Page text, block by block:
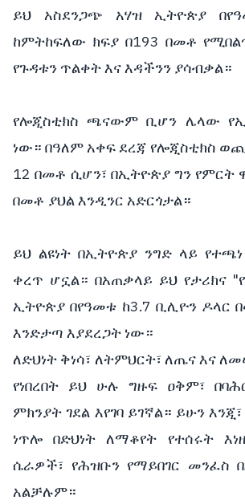
ይህ አስደንጋጭ አሃዝ ኢትዮጵያ
ከምትከፍለው ክፍያ በ193 በመቶ
የጉዳቱን ጥልቀት እና እዳችንን ያሳብቃል።
የሎጂስቲክስ ጫናውም ቢሆን ሌላው
ነው። በዓለም አቀፍ ደረጃ የሎጂስቲክስ
12 በመቶ ሲሆን፣ በኢትዮጵያ ግን የምርት
በመቶ ያህል እንዲንር አድርጎታል።
ይህ ልዩነት በኢትዮጵያ ንግድ ላይ
ቀረጥ ሆኗል። በአጠቃላይ ይህ የታሪክና
ኢትዮጵያ በየዓመቱ ከ3.7 ቢሊዮን ዶላር
እንድታጣ እያደረጋት ነው።
ለድህነት ቅነሳ፣ ለትምህርት፣ ለጤና እና
የነበረበት ይህ ሁሉ ግዙፍ ዐቅም፣
ምክንያት ገደል እየገባ ይገኛል። ይሁን
ነጥሎ በድህነት ለማቆየት የተሰሩት
ሴራዎች፣ የሕዝቡን የማይበገር መንፈስ
አልቻሉም።